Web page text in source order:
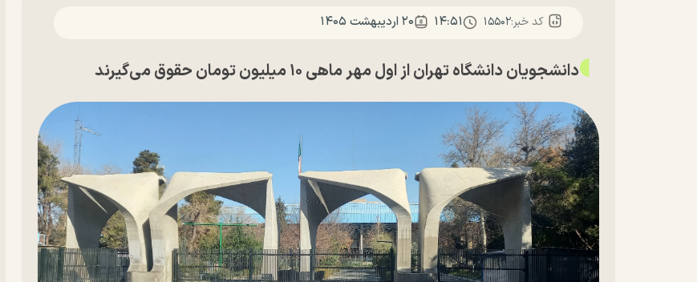
کد خبر:۱۵۵۰۲ ۱۴:۵۱ ۲۰ ارديبهشت ۱۴۰۵
دانشجویان دانشگاه تهران از اول مهر ماهی ۱۰ میلیون تومان حقوق می‌گیرند